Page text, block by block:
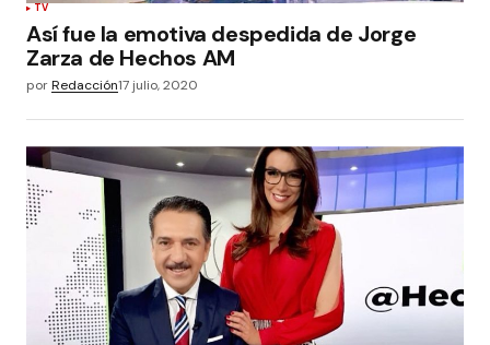
TV
Así fue la emotiva despedida de Jorge
Zarza de Hechos AM
porRedacción17 julio, 2020